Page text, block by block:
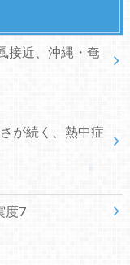
接近、沖縄・奄
が続く、熱中症
度7